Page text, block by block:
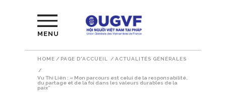
MENU
HOME / PAGE D'ACCUEIL / ACTUALITÉS GÉNÉRALES
/
Vu Thi Liên : « Mon parcours est celui de la responsabilité,
du partage et de la foi dans les valeurs durables de la
paix”